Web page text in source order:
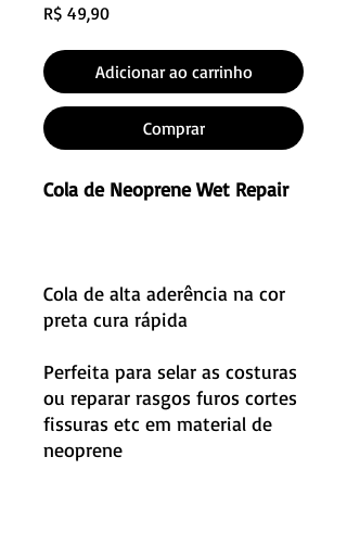
R$ 49,90Preço
Adicionar ao carrinho
Comprar
Cola de Neoprene Wet Repair
Cola de alta aderência na cor
preta cura rápida
Perfeita para selar as costuras
ou reparar rasgos furos cortes
fissuras etc em material de
neoprene